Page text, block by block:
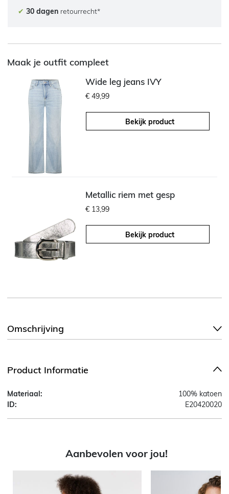
✔ 30 dagen retourrecht*
Maak je outfit compleet
Wide leg jeans IVY
€ 49,99
Bekijk product
Metallic riem met gesp
€ 13,99
Bekijk product
Omschrijving
Product Informatie
Materiaal:
100% katoen
ID:
E20420020
Aanbevolen voor jou!